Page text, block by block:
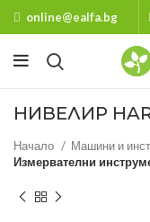
online@ealfa.bg
НИВЕЛИР
Начало Машини и
Измервателни